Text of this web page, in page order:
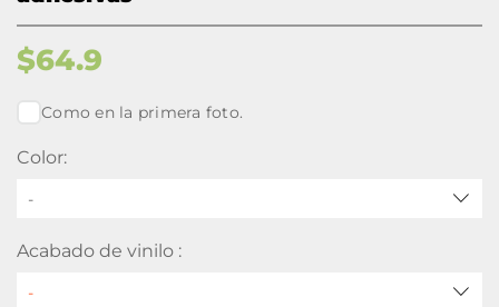
$64.9
Como en la primera foto.
Color:
-
Acabado de vinilo :